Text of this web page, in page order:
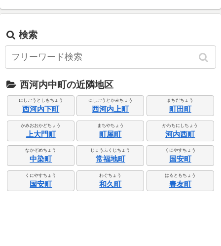
検索
西河内中町の近隣地区
にしごうとしもちょう
西河内下町
にしごうとかみちょう
西河内上町
まちだちょう
町田町
かみおおかどちょう
上大門町
まちやちょう
町屋町
かわちにしちょう
河内西町
なかぞめちょう
中染町
じょうふくじちょう
常福地町
くにやすちょう
国安町
くにやすちょう
国安町
わぐちょう
和久町
はるともちょう
春友町